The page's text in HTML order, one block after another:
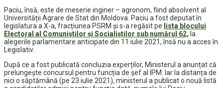
Paciu, însă, este de meserie inginer – agronom, fiind absolvent al
Universității Agrare de Stat din Moldova. Paciu a fost deputat în
legislatura a X-a, fracțiunea PSRM și s-a regăsit pe lista blocului
Electoral al Comuniștilor și Socialiștilor sub numărul 62, la
alegerile parlamentare anticipate din 11 iulie 2021, însă nu a acces în
Legislativ.
După ce a fost publicată concluzia experților, Ministerul a anunțat că
prelungește concursul pentru funcția de șef al IPM. Iar la distanța de
nici o săptămână (pe 23 iulie 2021), ministerul a publicat o nouă listă